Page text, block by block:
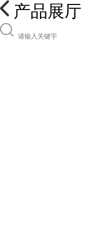
产品展厅